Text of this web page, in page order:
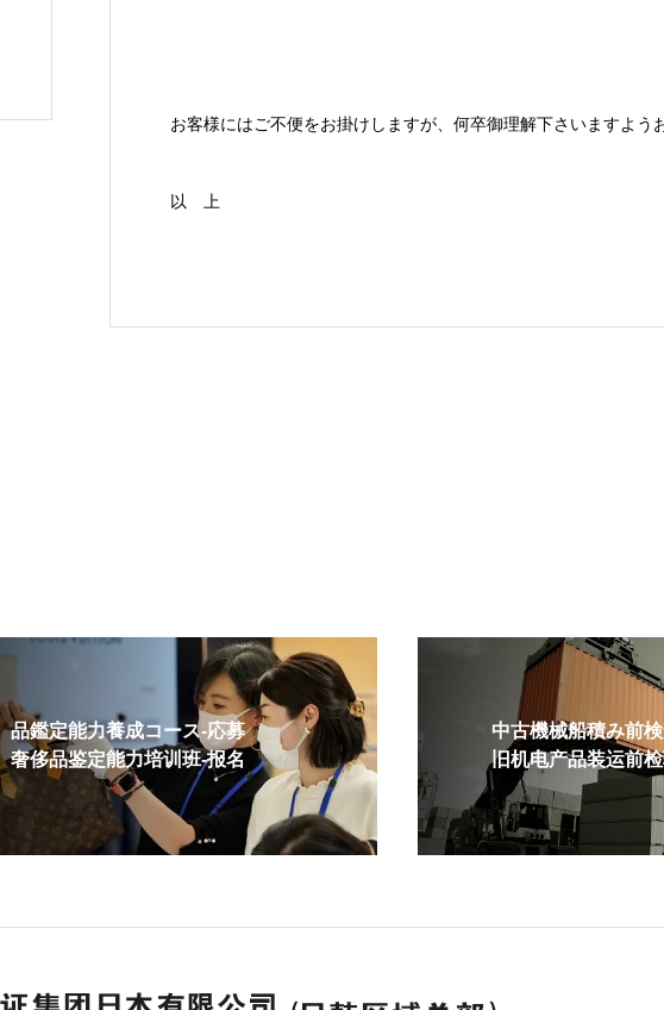
お客様にはご不便をお掛けしますが、何卒御理解下さいますよう
以 上
鑑定能力養成コース-応募
侈品鉴定能力培训班-报名
中古機械船積み前検
旧机电产品装运前检